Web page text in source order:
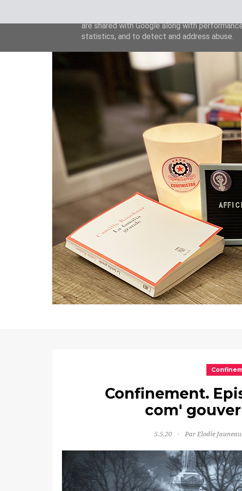
Confinement.
com'
5.5.20 Par Elodie Jauneau
are shared with Google along with
statistics, and to detect and address abuse.